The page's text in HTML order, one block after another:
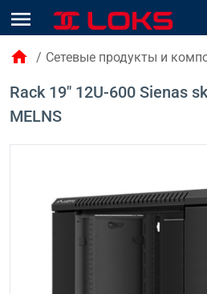
menu
home / Сетевые продукты и
Rack 19" 12U-600 Sienas
MELNS